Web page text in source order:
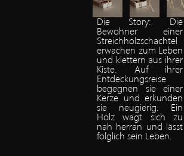
Die Story:Die
Bewohner einer
Streichholzschachtel
erwachen zum Leben
und klettern aus ihrer
Kiste. Auf ihrer
Entdeckungsreise
begegnen sie einer
Kerze und erkunden
sie neugierig. Ein
Holz wagt sich zu
nah herran und lässt
folglich sein Leben.